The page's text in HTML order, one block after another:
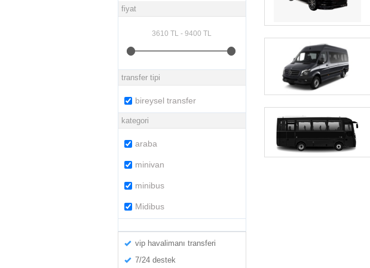
fiyat
transfer tipi
bireysel transfer
kategori
araba
minivan
minibus
Midibus
vip havalimanı transferi
7/24 destek